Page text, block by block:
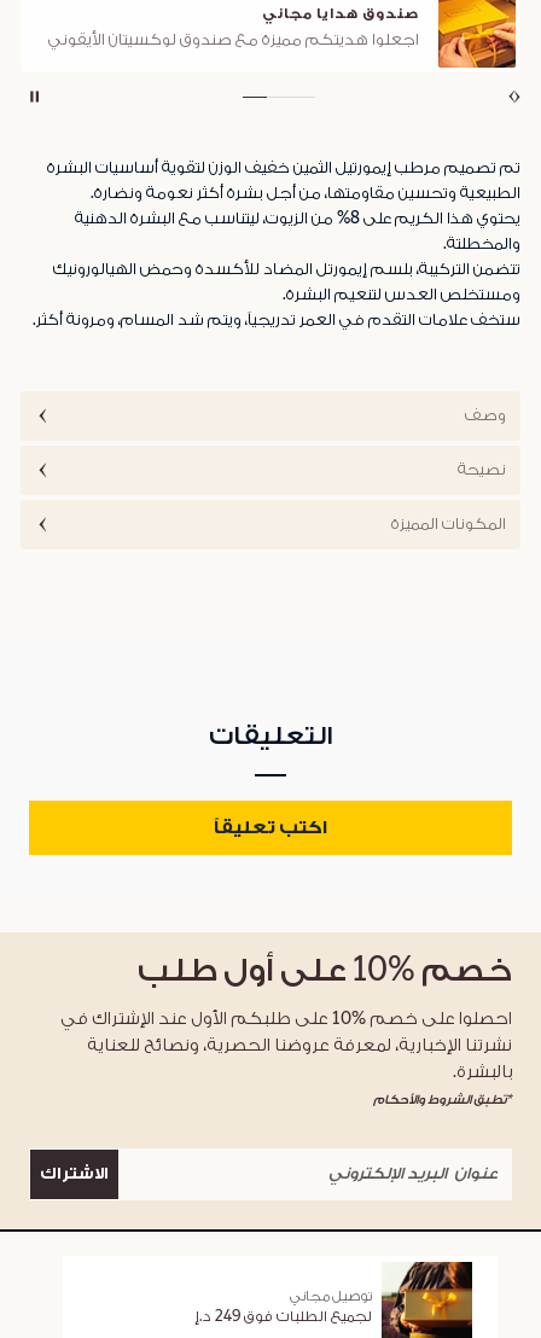
صندوق هدايا مجاني
اجعلوا هديتكم مميزة مع صندوق لوكسيتان الأيقوني
تم تصميم مرطب إيمورتيل الثمين خفيف الوزن لتقوية أساسيات البشرة
الطبيعية وتحسين مقاومتها، من أجل بشرة أكثر نعومة ونضارة.
يحتوي هذا الكريم على 8% من الزيوت، ليتناسب مع البشرة الدهنية
والمخطلتة.
تتضمن التركيبة، بلسم إيمورتل المضاد للأكسدة وحمض الهيالورونيك
ومستخلص العدس لتنعيم البشرة.
ستخف علامات التقدم في العمر تدريجياً، ويتم شد المسام، ومرونة أكثر.
وصف
نصيحة
المكونات المميزة
التعليقات
اكتب تعليقاً
خصم %10 على أول طلب
احصلوا على خصم %10 على طلبكم الأول عند الإشتراك في
نشرتنا الإخبارية، لمعرفة عروضنا الحصرية، ونصائح للعناية
بالبشرة.
*تطبق الشروط والأحكام
الاشتراك
توصيل مجاني
لجميع الطلبات فوق 249 د.إ